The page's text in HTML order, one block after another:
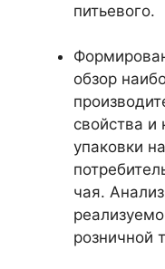
питьевого.
обзор
свойства и
упаковки
чая.
розничной